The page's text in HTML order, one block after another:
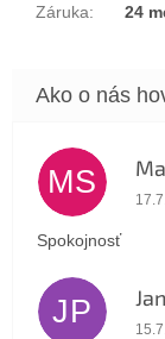
Záruka: 24
MS
Spokojnosť
JP